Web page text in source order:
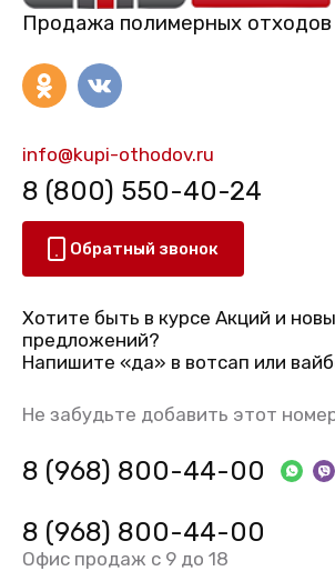
Продажа полимерных отходов
info@kupi-othodov.ru
8 (800) 550-40-24
Обратный звонок
Хотите быть в курсе Акций и
предложений?
Напишите «да» в вотсап или
Не забудьте добавить этот
8 (968) 800-44-00
8 (968) 800-44-00
Офис продаж с 9 до 18